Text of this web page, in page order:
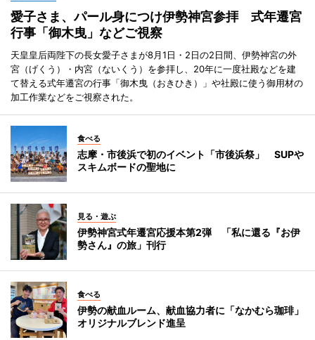
愛子さま、パール身につけ伊勢神宮参拝 式年遷宮
行事「御木曳」などご視察
天皇皇后両陛下の長女愛子さまが8月1日・2日の2日間、伊勢神宮の外
宮（げくう）・内宮（ないくう）を参拝し、20年に一度社殿などを建
て替える式年遷宮の行事「御木曳（おきひき）」や社殿に使う御用材の
加工作業などをご視察された。
食べる
志摩・市後浜で初のイベント「市後浜祭」 SUPや
スキムボードの聖地に
見る・遊ぶ
伊勢神宮式年遷宮応援本第2弾 「私に還る『お伊
勢さん』の旅」刊行
食べる
伊勢の献血ルーム、献血協力者に「なかむら珈琲」
オリジナルブレンド進呈